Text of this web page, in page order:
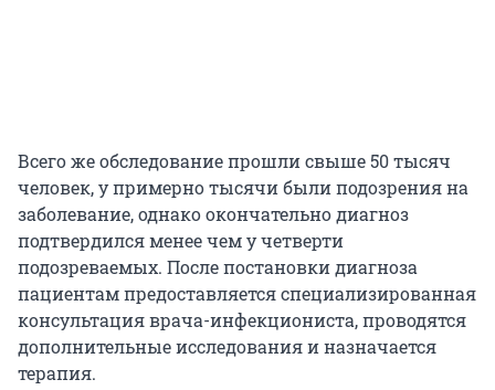
Всего же обследование прошли свыше 50 тысяч
человек, у примерно тысячи были подозрения на
заболевание, однако окончательно диагноз
подтвердился менее чем у четверти
подозреваемых. После постановки диагноза
пациентам предоставляется специализированная
консультация врача-инфекциониста, проводятся
дополнительные исследования и назначается
терапия.